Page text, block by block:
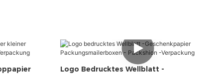
Logo Bedrucktes Wellblatt -